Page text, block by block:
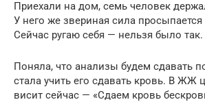
Приехали на дом, семь человек
У него же звериная сила
Сейчас ругаю себя — нельзя было так.
Поняла, что анализы будем сдавать
стала учить его сдавать кровь. В ЖЖ
висит сейчас — «Сдаем кровь